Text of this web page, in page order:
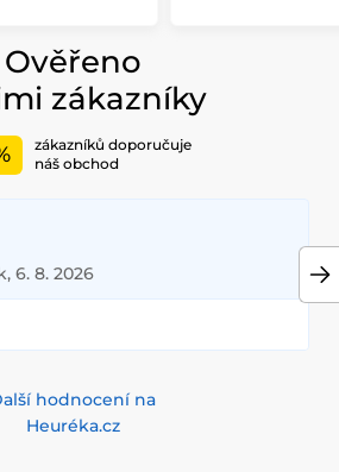
Ověřeno
zákazníky
zákazníků doporučuje
náš obchod
6. 8. 2026
hodnocení na
Heuréka.cz